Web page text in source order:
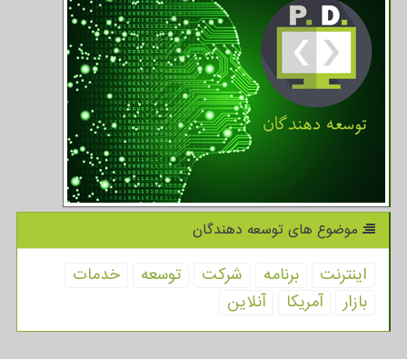
موضوع های توسعه دهندگان
اینترنت برنامه شركت توسعه
خدمات
بازار
آمریكا آنلاین